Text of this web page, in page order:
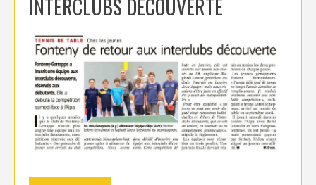
INTERCLUBS DÉCOUVERTE